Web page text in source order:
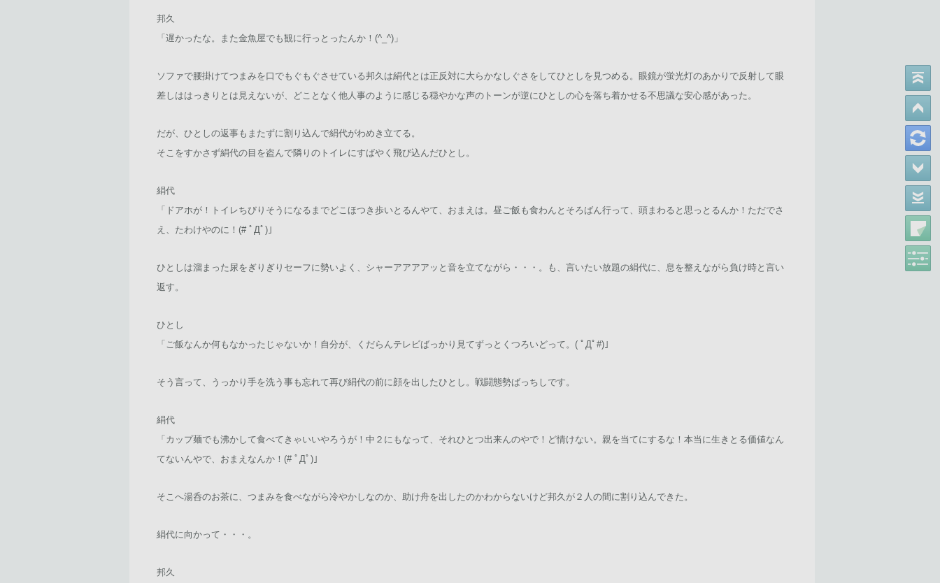
邦久
「遅かったな。また金魚屋でも観に行っとったんか！(^_^)」
ソファで腰掛けてつまみを口でもぐもぐさせている邦久は絹代とは正反対に大らかなしぐさをしてひとしを見つめる。眼鏡が蛍光灯のあかりで反射して眼
差しははっきりとは見えないが、どことなく他人事のように感じる穏やかな声のトーンが逆にひとしの心を落ち着かせる不思議な安心感があった。
だが、ひとしの返事もまたずに割り込んで絹代がわめき立てる。
そこをすかさず絹代の目を盗んで隣りのトイレにすばやく飛び込んだひとし。
絹代
「ドアホが！トイレちびりそうになるまでどこほつき歩いとるんやて、おまえは。昼ご飯も食わんとそろばん行って、頭まわると思っとるんか！ただでさ
え、たわけやのに！(# ﾟДﾟ)」
ひとしは溜まった尿をぎりぎりセーフに勢いよく、シャーアアアアッと音を立てながら・・・。も、言いたい放題の絹代に、息を整えながら負け時と言い
返す。
ひとし
「ご飯なんか何もなかったじゃないか！自分が、くだらんテレビばっかり見てずっとくつろいどって。( ﾟДﾟ#)」
そう言って、うっかり手を洗う事も忘れて再び絹代の前に顔を出したひとし。戦闘態勢ばっちしです。
絹代
「カップ麺でも沸かして食べてきゃいいやろうが！中２にもなって、それひとつ出来んのやで！ど情けない。親を当てにするな！本当に生きとる価値なん
てないんやで、おまえなんか！(# ﾟДﾟ)」
そこへ湯呑のお茶に、つまみを食べながら冷やかしなのか、助け舟を出したのかわからないけど邦久が２人の間に割り込んできた。
絹代に向かって・・・。
邦久